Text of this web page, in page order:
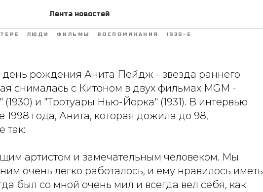
Лента новостей
рождения Аниты Пейдж
ЛЮДИ ФИЛЬМЫ ВОСПОМИНАНИЯ 1930-Е
день рождения Анита Пейдж - звезда раннего
снималась с Китоном в двух фильмах MGM -
и "Тротуары Нью-Йорка" (1931). В интервью
1998 года, Анита, которая дожила до 98,
так:
артистом и замечательным человеком. Мы
очень легко работалось, и ему нравилось иметь
был со мной очень мил и всегда вел себя, как